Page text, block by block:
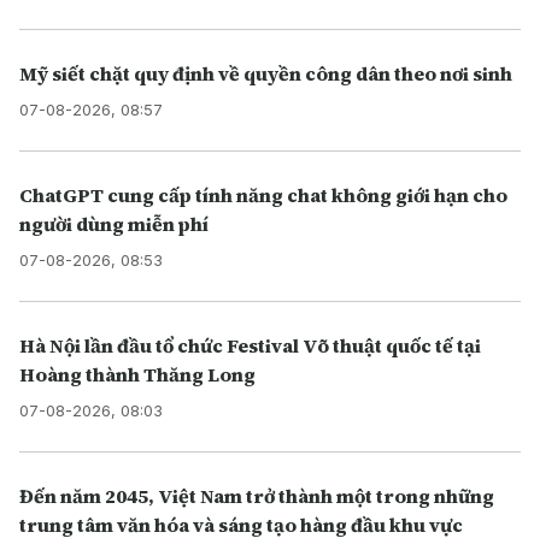
Mỹ siết chặt quy định về quyền công dân theo nơi sinh
07-08-2026, 08:57
ChatGPT cung cấp tính năng chat không giới hạn cho
người dùng miễn phí
07-08-2026, 08:53
Hà Nội lần đầu tổ chức Festival Võ thuật quốc tế tại
Hoàng thành Thăng Long
07-08-2026, 08:03
Đến năm 2045, Việt Nam trở thành một trong những
trung tâm văn hóa và sáng tạo hàng đầu khu vực